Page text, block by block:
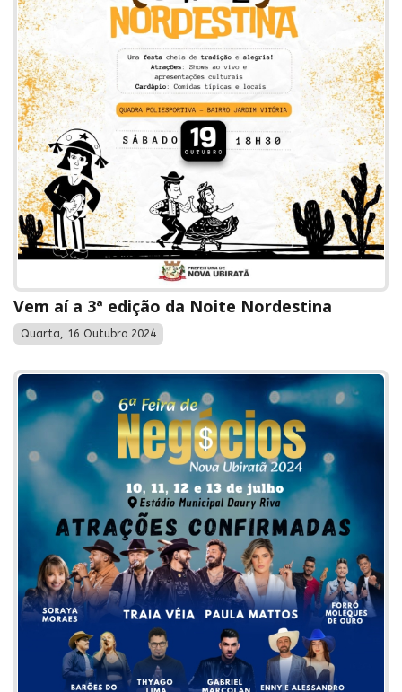
Vem aí a 3ª edição da Noite Nordestina
Quarta, 16 Outubro 2024